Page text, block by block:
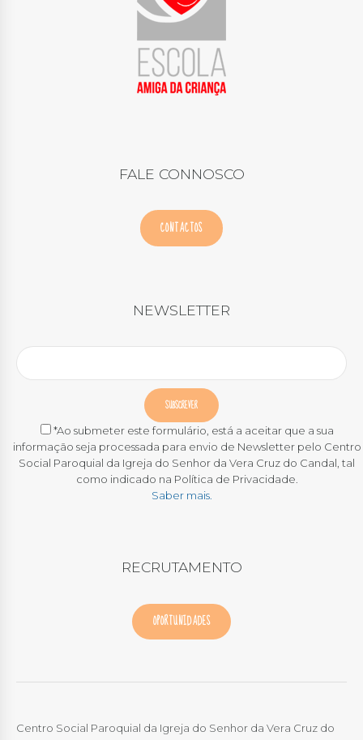
FALE CONNOSCO
CONTACTOS
NEWSLETTER
*Ao submeter este formulário, está a aceitar que a sua
informação seja processada para envio de Newsletter pelo Centro
Social Paroquial da Igreja do Senhor da Vera Cruz do Candal, tal
como indicado na Política de Privacidade.
Saber mais.
RECRUTAMENTO
OPORTUNIDADES
Centro Social Paroquial da Igreja do Senhor da Vera Cruz do